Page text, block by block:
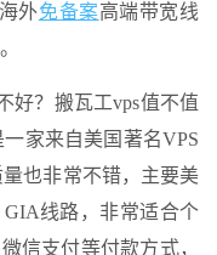
外免备案高端带宽线
好？搬瓦工vps值不值
家来自美国著名VPS
也非常不错，主要美
GIA线路，非常适合个
信支付等付款方式，